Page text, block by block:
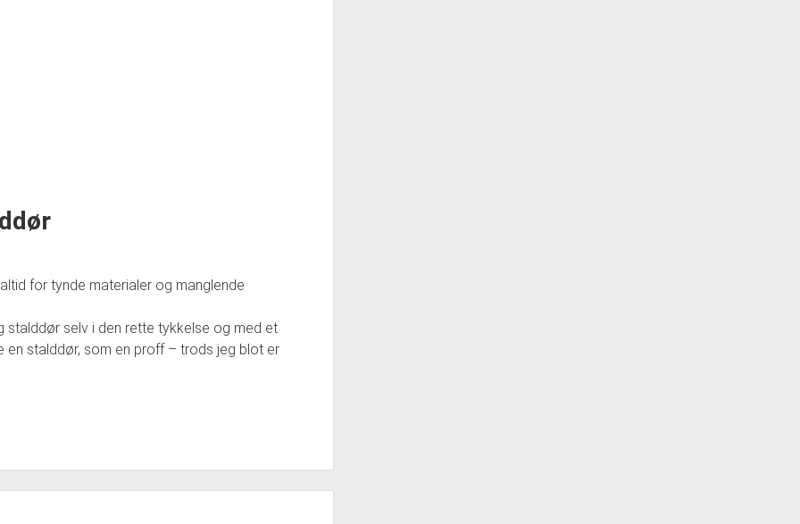
for tynde materialer og manglende
stalddør selv i den rette tykkelse og med et
en stalddør, som en proff – trods jeg blot er